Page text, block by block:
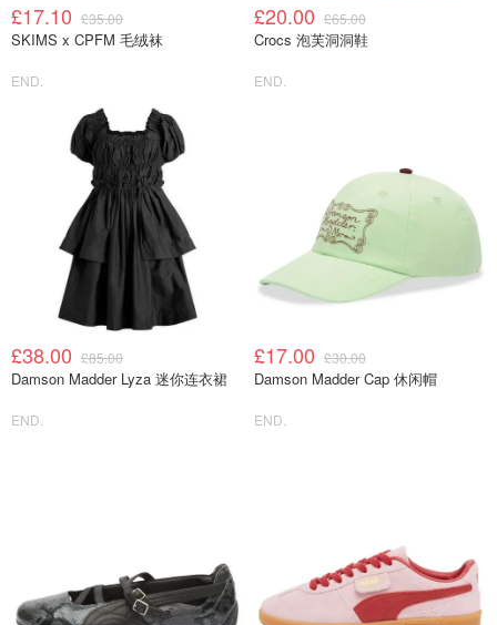
£17.10 £35.00
SKIMS x CPFM 毛绒袜
END.
£20.00 £65.00
Crocs 泡芙洞洞鞋
END.
£38.00 £85.00
Damson Madder Lyza 迷你连衣裙
END.
£17.00 £30.00
Damson Madder Cap 休闲帽
END.